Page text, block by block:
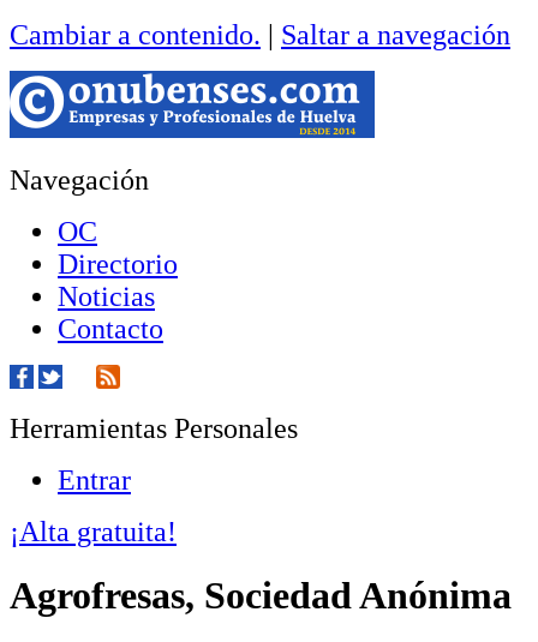
Cambiar a contenido. | Saltar a navegación
Navegación
OC
Directorio
Noticias
Contacto
Herramientas Personales
Entrar
¡Alta gratuita!
Agrofresas, Sociedad Anónima